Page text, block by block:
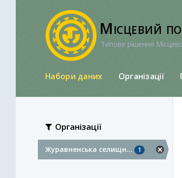
Місцевий
Типове рішення
Набори даних Організації
Організації
Журавненська селищн... 1